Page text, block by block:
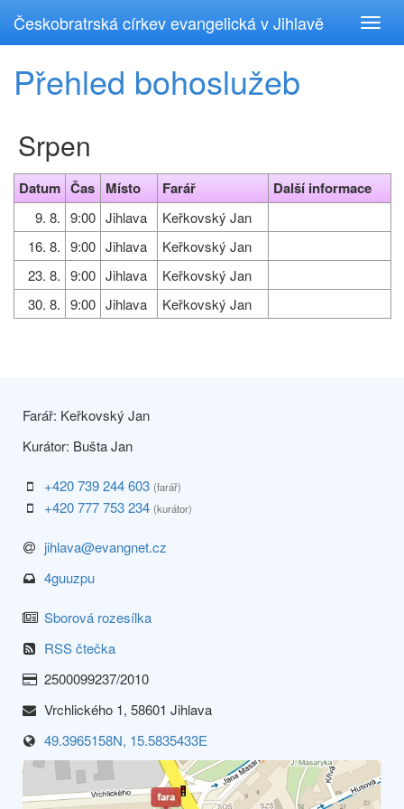
Českobratrská církev evangelická v Jihlavě
Přehled bohoslužeb
Srpen
Datum Čas Místo Farář Další informace
9. 8. 9:00 Jihlava
Keřkovský Jan
16. 8. 9:00 Jihlava
Keřkovský Jan
23. 8. 9:00 Jihlava
Keřkovský Jan
30. 8. 9:00 Jihlava Keřkovský Jan
Farář: Keřkovský Jan
Kurátor: Bušta Jan
+420 739 244 603 (farář)
+420 777 753 234 (kurátor)
jihlava@evangnet.cz
4guuzpu
Sborová rozesílka
RSS čtečka
2500099237/2010
Vrchlického 1, 58601 Jihlava
49.3965158N, 15.5835433E